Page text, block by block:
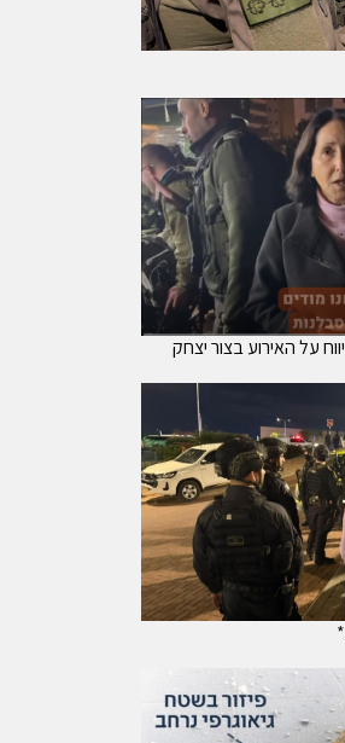
על האירוע בצור יצחק